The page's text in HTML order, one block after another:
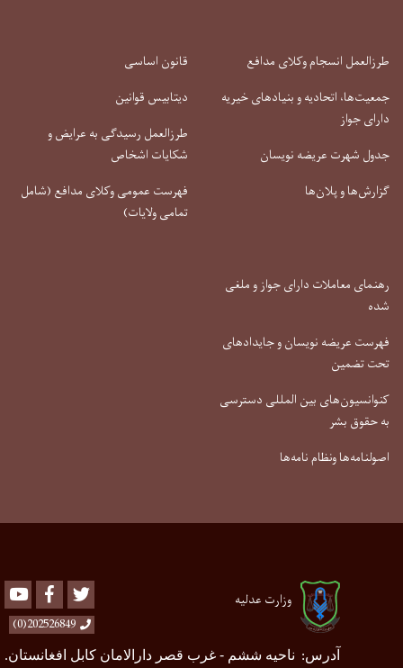
طرزالعمل انسجام وکلای مدافع
جمعیت‌ها، اتحادیه و بنیادهای خیریه
دارای جواز
جدول شهرت عریضه نویسان
گزارش‌ها و پلان‌ها
قانون اساسی
دیتابیس قوانین
طرزالعمل رسیدگی به عرایض و
شکایات اشخاص
فهرست عمومی وکلای مدافع (شامل
تمامی ولایات)
رهنمای معاملات دارای جواز و ملغی
شده
فهرست عریضه نویسان و جایدادهای
تحت تضمین
کنوانسیون‌های بین المللی دسترسی
به حقوق بشر
اصولنامه‌ها ونظام نامه‌ها
وزارت عدلیه Youtube Facebook
202526849(0)
آدرس: ناحیه ششم - غرب قصر دارالامان کابل افغانستان.